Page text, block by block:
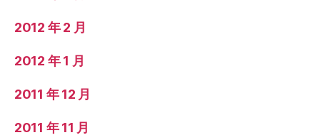
2012 年 2 月
2012 年 1 月
2011 年 12 月
2011 年 11 月